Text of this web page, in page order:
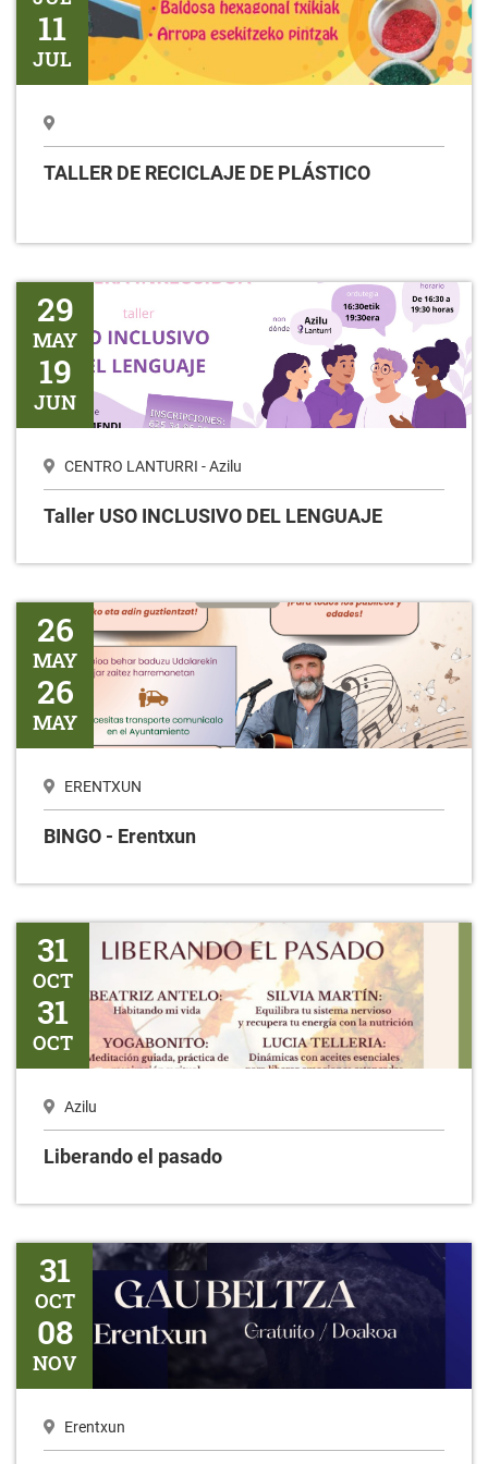
11
JUL
TALLER DE RECICLAJE DE PLÁSTICO
Taller USO INCLUSIVO DEL LENGUAJE
29
MAY
19
JUN
CENTRO LANTURRI - Azilu
Taller USO INCLUSIVO DEL LENGUAJE
BINGO - Erentxun
26
MAY
26
MAY
ERENTXUN
BINGO - Erentxun
Liberando el pasado
31
OCT
31
OCT
Azilu
Liberando el pasado
Gaubeltza
31
OCT
08
NOV
Erentxun